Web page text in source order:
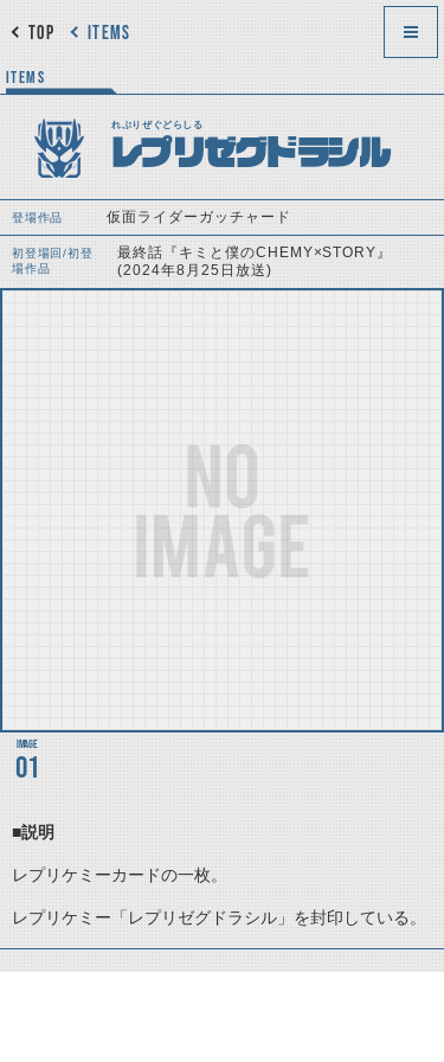
ITEMS
TOP
ITEMS
れぷりぜぐどらしる
レプリゼグドラシル
登場作品 仮面ライダーガッチャード
初登場回/初登
場作品
最終話『キミと僕のCHEMY×STORY』
(2024年8月25日放送)
01
■説明
レプリケミーカードの一枚。
レプリケミー「レプリゼグドラシル」を封印している。